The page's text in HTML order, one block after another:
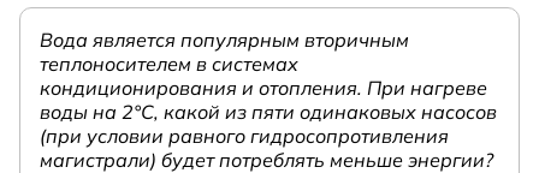
Вода является популярным вторичным
теплоносителем в системах
кондиционирования и отопления. При нагреве
воды на 2°С, какой из пяти одинаковых насосов
(при условии равного гидросопротивления
магистрали) будет потреблять меньше энергии?